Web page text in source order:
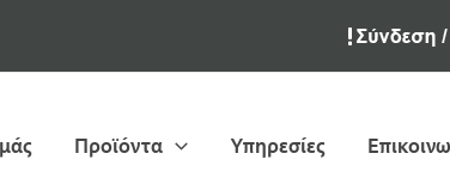
Προϊόντα Υπηρεσίες